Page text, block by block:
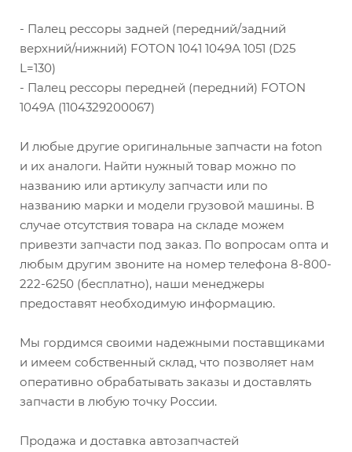
- Палец рессоры задней (передний/задний
верхний/нижний) FOTON 1041 1049А 1051 (D25
L=130)
- Палец рессоры передней (передний) FOTON
1049А (1104329200067)
И любые другие оригинальные запчасти на foton
и их аналоги. Найти нужный товар можно по
названию или артикулу запчасти или по
названию марки и модели грузовой машины. В
случае отсутствия товара на складе можем
привезти запчасти под заказ. По вопросам опта и
любым другим звоните на номер телефона 8-800-
222-6250 (бесплатно), наши менеджеры
предоставят необходимую информацию.
Мы гордимся своими надежными поставщиками
и имеем собственный склад, что позволяет нам
оперативно обрабатывать заказы и доставлять
запчасти в любую точку России.
Продажа и доставка автозапчастей